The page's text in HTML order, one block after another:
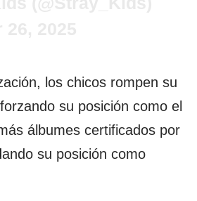
los chicos rompen su
su posición como el
álbumes certificados por
su posición como